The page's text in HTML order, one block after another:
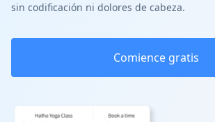
sin codificación ni dolores de cabeza.
Comience gratis